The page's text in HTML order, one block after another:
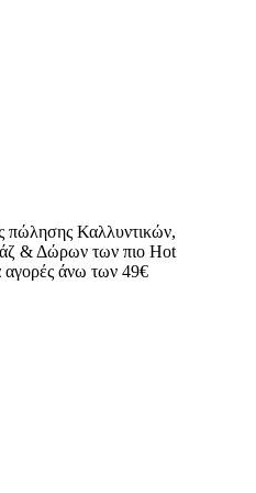
πώλησης Καλλυντικών,
& Δώρων των πιο Hot
άνω των 49€